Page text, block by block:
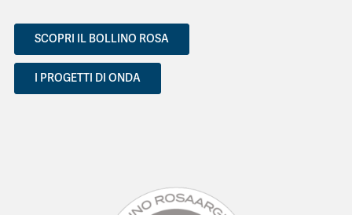
SCOPRI IL BOLLINO ROSA
I PROGETTI DI ONDA